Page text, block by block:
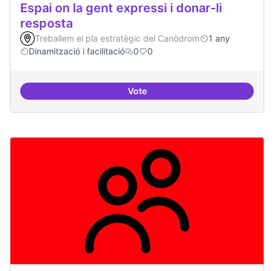
Espai on la gent expressi i donar-li
resposta
Treballem el pla estratègic del Canòdrom
1 any
Dinamització i facilitació
0 0
VoteEspai on la gent expressi i